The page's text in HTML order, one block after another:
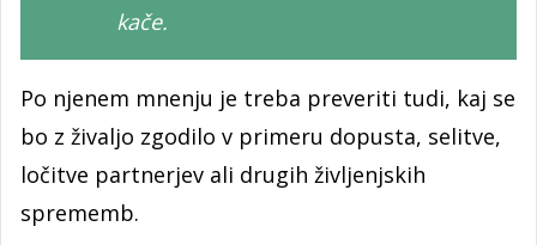
kače.
Po njenem mnenju je treba preveriti tudi, kaj se
bo z živaljo zgodilo v primeru dopusta, selitve,
ločitve partnerjev ali drugih življenjskih
sprememb.